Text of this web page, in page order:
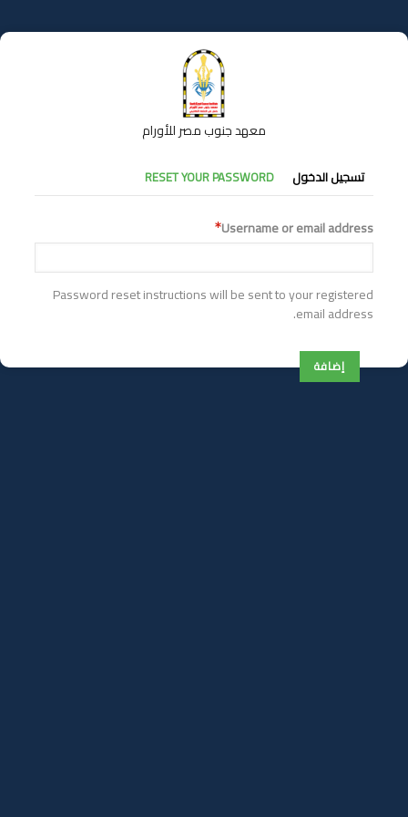
إلى
المحتوى
معهد جنوب مصر للأورام
التبويبات
الأساسية
تسجيل الدخول RESET YOUR PASSWORD
Username or email address
Password reset instructions will be sent to your registered
email address.